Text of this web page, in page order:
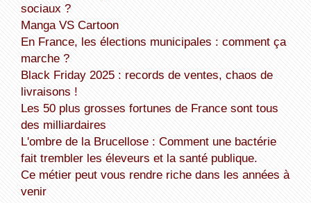
sociaux ?
Manga VS Cartoon
En France, les élections municipales : comment ça
marche ?
Black Friday 2025 : records de ventes, chaos de
livraisons !
Les 50 plus grosses fortunes de France sont tous
des milliardaires
L'ombre de la Brucellose : Comment une bactérie
fait trembler les éleveurs et la santé publique.
Ce métier peut vous rendre riche dans les années à
venir